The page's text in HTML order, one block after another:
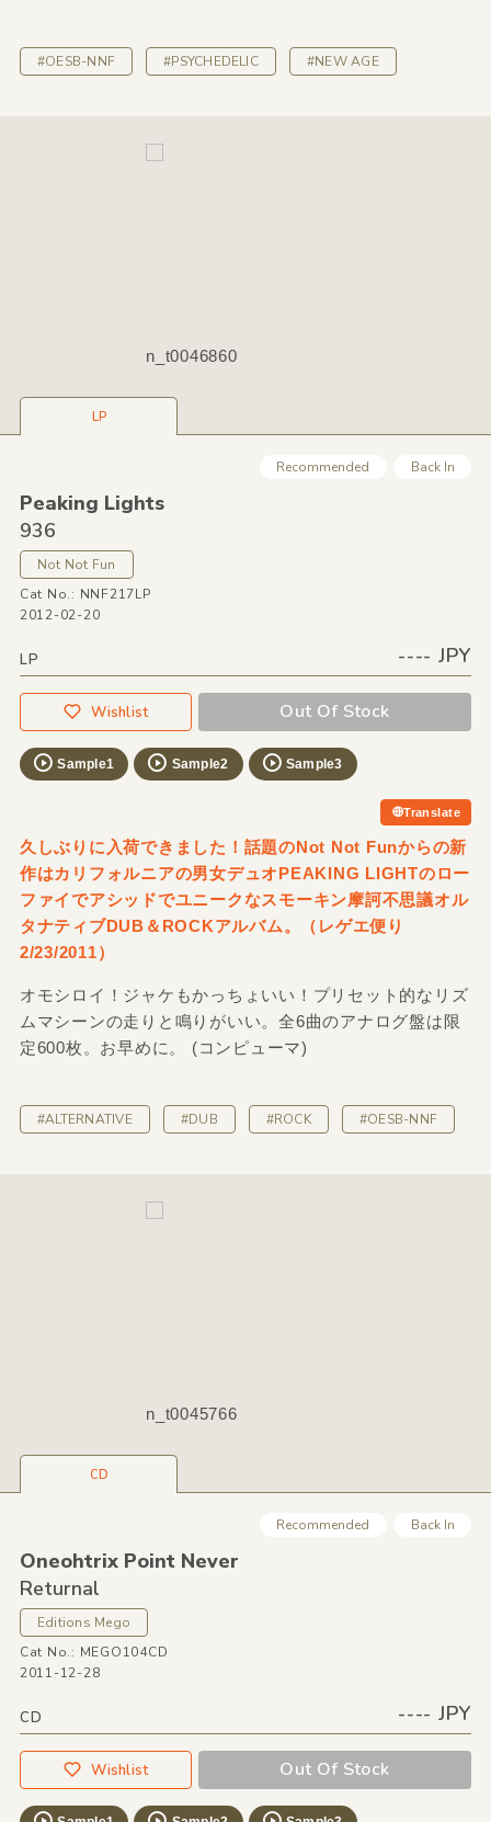
#OESB-NNF #PSYCHEDELIC #NEW AGE
n_t0046860
LP
Recommended Back In
Peaking Lights
936
Not Not Fun
Cat No.: NNF217LP
2012-02-20
LP ---- JPY
Wishlist Out Of Stock
Sample1 Sample2 Sample3
Translate
久しぶりに入荷できました！話題のNot Not Funからの新
作はカリフォルニアの男女デュオPEAKING LIGHTのロー
ファイでアシッドでユニークなスモーキン摩訶不思議オル
タナティブDUB＆ROCKアルバム。（レゲエ便り
2/23/2011）
オモシロイ！ジャケもかっちょいい！プリセット的なリズ
ムマシーンの走りと鳴りがいい。全6曲のアナログ盤は限
定600枚。お早めに。 (コンピューマ)
#ALTERNATIVE #DUB #ROCK #OESB-NNF
n_t0045766
CD
Recommended Back In
Oneohtrix Point Never
Returnal
Editions Mego
Cat No.: MEGO104CD
2011-12-28
CD ---- JPY
Wishlist Out Of Stock